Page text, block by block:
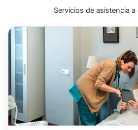
Servicios de asistencia a